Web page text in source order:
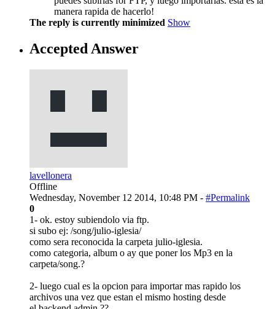
manera rapida de hacerlo!
The reply is currently minimized Show
Accepted Answer
lavellonera
Offline
Wednesday, November 12 2014, 10:48 PM - #Permalink
0
1- ok. estoy subiendolo via ftp.
si subo ej: /song/julio-iglesia/
como sera reconocida la carpeta julio-iglesia.
como categoria, album o ay que poner los Mp3 en la
carpeta/song.?
2- luego cual es la opcion para importar mas rapido los
archivos una vez que estan el mismo hosting desde